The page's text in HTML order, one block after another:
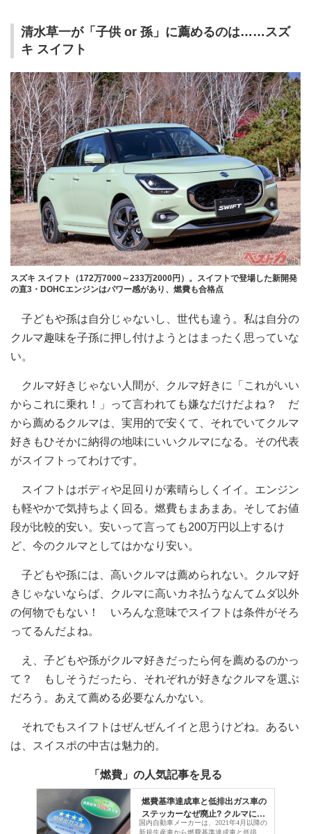
清水草一が「子供 or 孫」に薦めるのは……スズ
キ スイフト
スズキ スイフト（172万7000～233万2000円）。スイフトで登場した新開発
の直3・DOHCエンジンはパワー感があり、燃費も合格点
子どもや孫は自分じゃないし、世代も違う。私は自分の
クルマ趣味を子孫に押し付けようとはまったく思っていな
い。
クルマ好きじゃない人間が、クルマ好きに「これがいい
からこれに乗れ！」って言われても嫌なだけだよね？ だ
から薦めるクルマは、実用的で安くて、それでいてクルマ
好きもひそかに納得の地味にいいクルマになる。その代表
がスイフトってわけです。
スイフトはボディや足回りが素晴らしくイイ。エンジン
も軽やかで気持ちよく回る。燃費もまあまあ。そしてお値
段が比較的安い。安いって言っても200万円以上するけ
ど、今のクルマとしてはかなり安い。
子どもや孫には、高いクルマは薦められない。クルマ好
きじゃないならば、クルマに高いカネ払うなんてムダ以外
の何物でもない！ いろんな意味でスイフトは条件がそろ
ってるんだよね。
え、子どもや孫がクルマ好きだったら何を薦めるのかっ
て？ もしそうだったら、それぞれが好きなクルマを選ぶ
だろう。あえて薦める必要なんかない。
それでもスイフトはぜんぜんイイと思うけどね。あるい
は、スイスポの中古は魅力的。
「燃費」の人気記事を見る
燃費基準達成車と低排出ガス車の
ステッカーなぜ廃止? クルマに貼
るステッカーはどんなものがある
国内自動車メーカーは、2021年4月以降の
新規生産車から燃費基準達成車と低排出